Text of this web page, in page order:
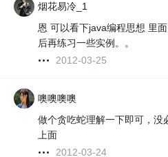
烟花易冷_1
恩 可以看下java编程思想 里
后再练习一些实例。。
2012-03-25
噢噢噢噢
做个贪吃蛇理解一下即可，没
上面
2012-03-24